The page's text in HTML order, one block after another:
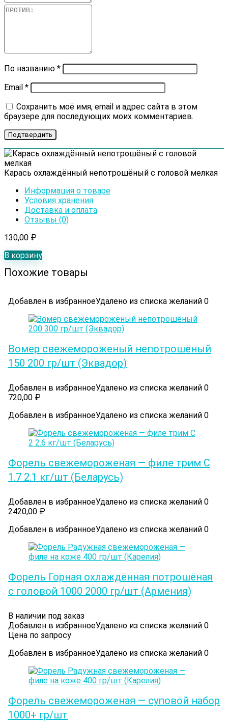
По названию *
Email *
Сохранить моё имя, email и адрес сайта в этом
браузере для последующих моих комментариев.
Карась охлаждённый непотрошёный с головой мелкая
Информация о товаре
Условия хранения
Доставка и оплата
Отзывы (0)
130,00 ₽
В корзину
Похожие товары
Добавлен в избранноеУдалено из списка желаний 0
Вомер cвежемороженый непотрошёный
150 200 гр/шт (Эквадор)
Добавлен в избранноеУдалено из списка желаний 0
720,00 ₽
Добавлен в избранноеУдалено из списка желаний 0
Форель свежемороженая — филе трим С
1.7 2.1 кг/шт (Беларусь)
Добавлен в избранноеУдалено из списка желаний 0
2420,00 ₽
Добавлен в избранноеУдалено из списка желаний 0
Форель Горная охлаждённая потрошёная
с головой 1000 2000 гр/шт (Армения)
В наличии под заказ
Добавлен в избранноеУдалено из списка желаний 0
Цена по запросу
Добавлен в избранноеУдалено из списка желаний 0
Форель свежемороженая — суповой набор
1000+ гр/шт